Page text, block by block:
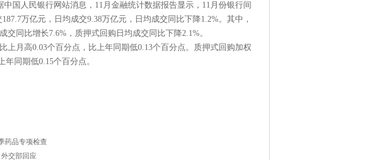
中国人民银行网站消息，11月金融统计数据报告显示，11月份银行间
万亿元，日均成交9.38万亿元，日均成交同比下降1.2%。其中，
交同比增长7.6%，质押式回购日均成交同比下降2.1%。
上月高0.03个百分点，比上年同期低0.13个百分点。质押式回购加权
同期低0.15个百分点。
药品专项检查
交部回应